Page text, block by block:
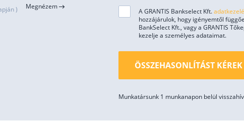
) Megnézem
A GRANTIS Bankselect Kft.
hozzájárulok, hogy igényemtől
BankSelect Kft., vagy a GRANTIS
kezelje a személyes adataimat.
ÖSSZEHASONLÍTÁST KÉREK
Munkatársunk 1 munkanapon belül